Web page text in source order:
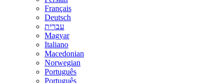
Français
Deutsch
עברית
Magyar
Italiano
Macedonian
Norwegian
Português
Português